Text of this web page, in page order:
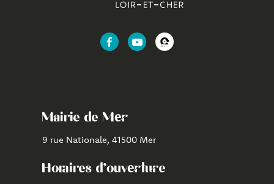
Lien
Lien
Lien
Mairie de Mer
9 rue Nationale, 41500 Mer
Horaires d'ouverture